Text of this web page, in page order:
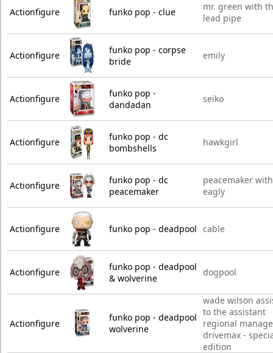
Actionfigure funko pop - clue
mr. green with
lead pipe
Actionfigure
funko pop - corpse
bride
emily
Actionfigure
funko pop -
dandadan
seiko
Actionfigure
funko pop - dc
bombshells
hawkgirl
Actionfigure
funko pop - dc
peacemaker
peacemaker with
eagly
Actionfigure funko pop - deadpool cable
Actionfigure
funko pop - deadpool
& wolverine
dogpool
Actionfigure
funko pop - deadpool
wolverine
wade wilson
to the assistant
regional
drivemax -
edition